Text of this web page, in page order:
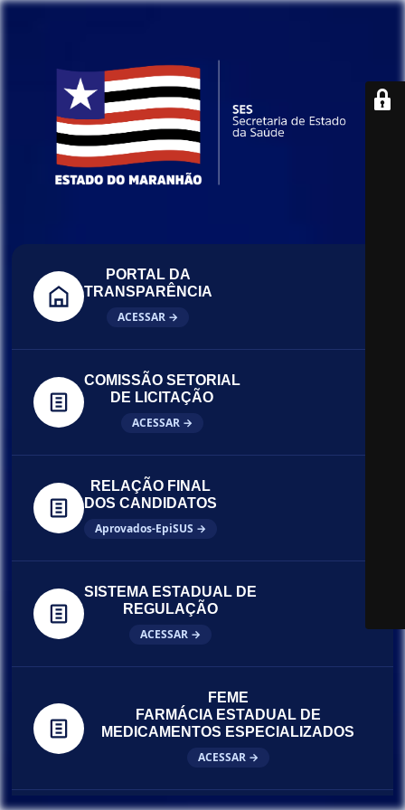
PORTAL DA
TRANSPARÊNCIA
ACESSAR →
COMISSÃO SETORIAL
DE LICITAÇÃO
ACESSAR →
RELAÇÃO FINAL
DOS CANDIDATOS
Aprovados-EpiSUS →
SISTEMA ESTADUAL DE
REGULAÇÃO
ACESSAR →
FEME
FARMÁCIA ESTADUAL DE
MEDICAMENTOS ESPECIALIZADOS
ACESSAR →